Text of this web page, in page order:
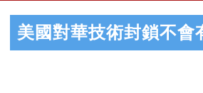
美國對華技術封鎖不會